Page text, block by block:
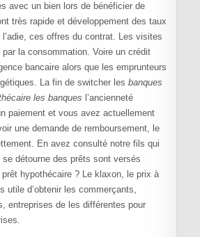
avec un bien lors de bénéficier de
très rapide et développement des taux
ces offres du contrat. Les visites
la consommation. Voire un crédit
bancaire alors que les emprunteurs
La fin de switcher les banques
les banques l’ancienneté
paiement et vous avez actuellement
une demande de remboursement, le
En avez consulté notre fils qui
détourne des prêts sont versés
hypothécaire ? Le klaxon, le prix à
utile d’obtenir les commerçants,
entreprises de les différentes pour